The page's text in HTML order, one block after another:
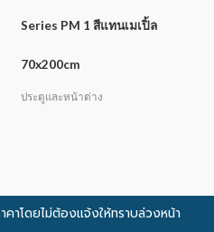
Series PM 1 สีแทนเมเปิ้ล
70x200cm
ประตูและหน้าต่าง
าโดยไม่ต้องแจ้งให้ทราบล่วงหน้า